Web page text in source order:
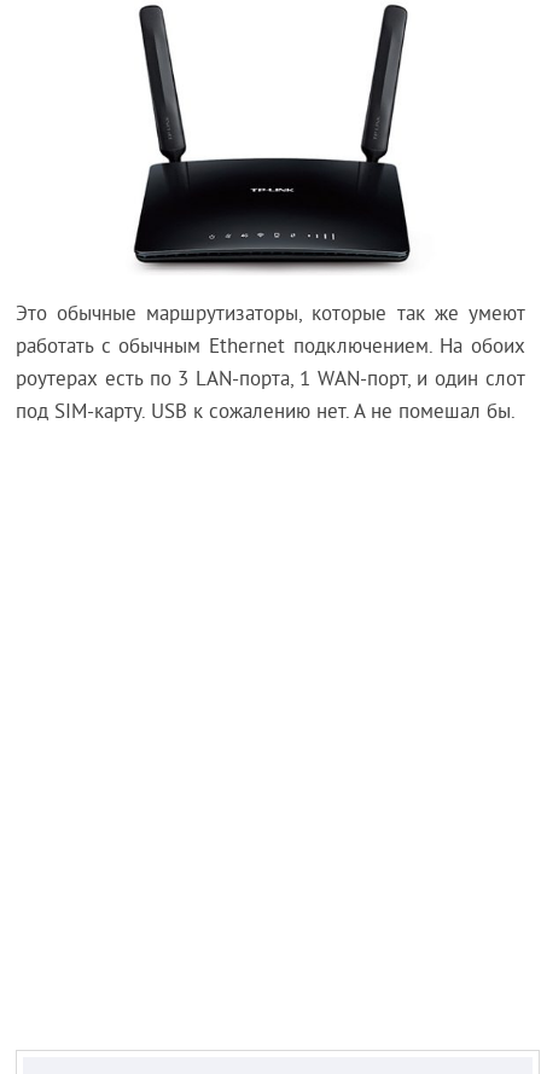
Это обычные маршрутизаторы, которые так же умеют
работать с обычным Ethernet подключением. На обоих
роутерах есть по 3 LAN-порта, 1 WAN-порт, и один слот
под SIM-карту. USB к сожалению нет. А не помешал бы.